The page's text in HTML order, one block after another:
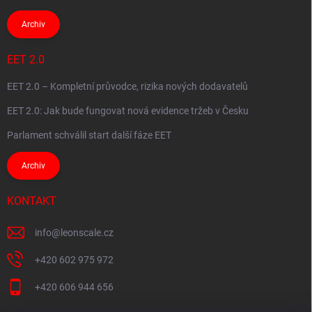
Archiv
EET 2.0
EET 2.0 – Kompletní průvodce, rizika nových dodavatelů
EET 2.0: Jak bude fungovat nová evidence tržeb v Česku
Parlament schválil start další fáze EET
Archiv
KONTAKT
info@ leonscale.cz
+420 602 975 972
+420 606 944 656